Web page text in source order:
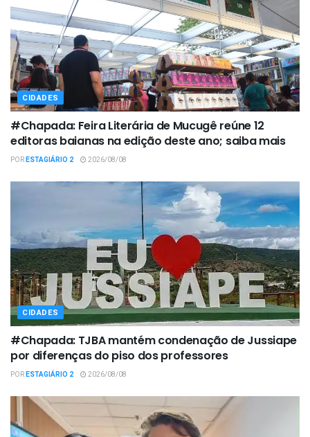
CIDADES
#Chapada: Feira Literária de Mucugê reúne 12
editoras baianas na edição deste ano; saiba mais
PORESTAGIÁRIO 2 2026/08/08
CIDADES
#Chapada: TJBA mantém condenação de Jussiape
por diferenças do piso dos professores
PORESTAGIÁRIO 2 2026/08/08